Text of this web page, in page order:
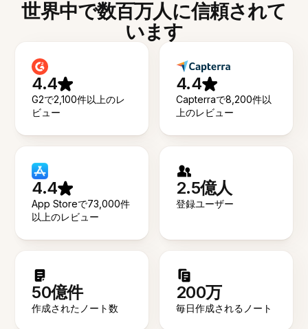
世界中で数百万人に信頼されて
います
4.4
G2で2,100件以上のレ
ビュー
4.4
Capterraで8,200件以
上のレビュー
4.4
App Storeで73,000件
以上のレビュー
2.5億人
登録ユーザー
50億件
作成されたノート数
200万
毎日作成されるノート